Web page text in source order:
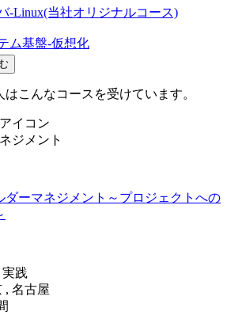
-Linux(当社オリジナルコース)
ム基盤-仮想化
こんなコースを受けています。
ジメント
ダーマネジメント～プロジェクトへの
践
, 名古屋